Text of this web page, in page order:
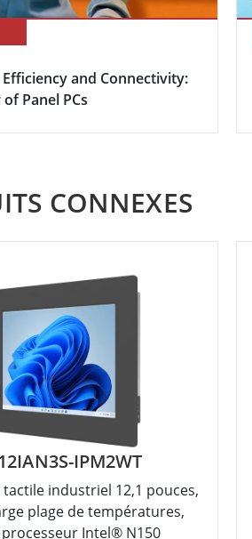
and Connectivity:
Panel PCs
CONNEXES
IPM2WT
tactile industriel 12,1 pouces,
plage de températures,
processeur Intel® N150